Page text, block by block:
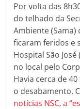
Por volta das
do telhado da
Ambiente
ficaram feridos e
Hospital São
no local pelo
Havia cerca de
o desabamento.
notícias NSC, a